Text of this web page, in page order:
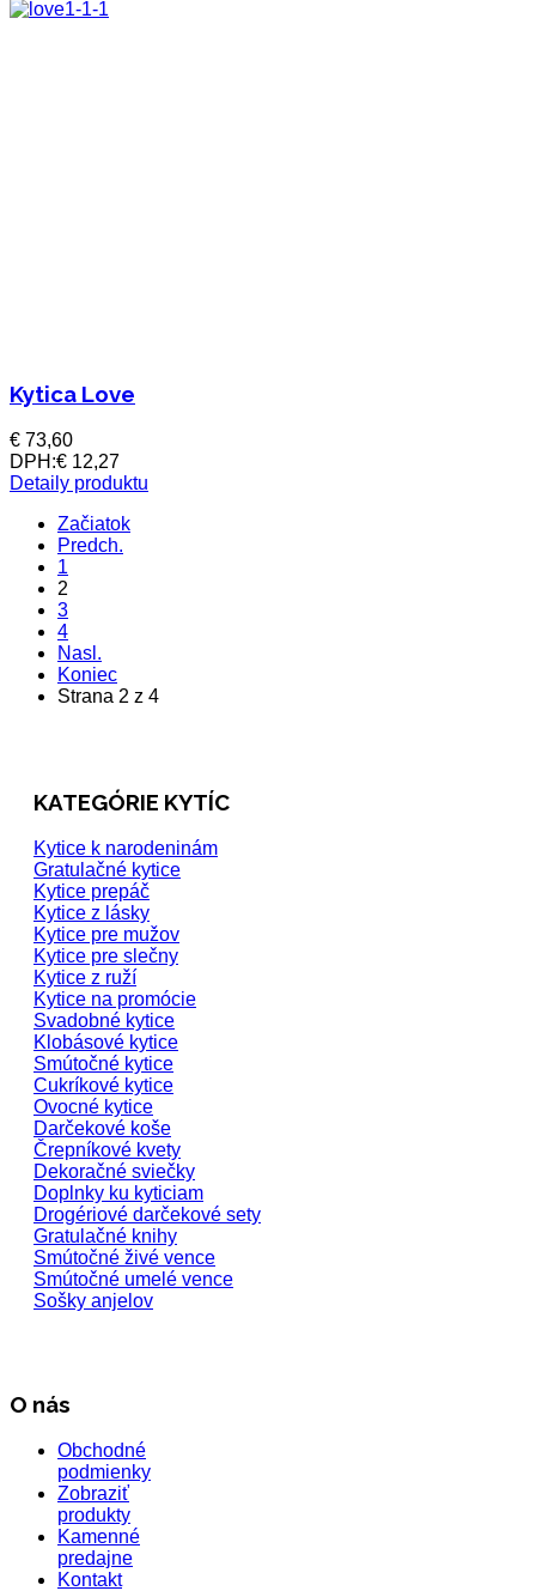
Kytica Love
€ 73,60
DPH:€ 12,27
Detaily produktu
Začiatok
Predch.
1
2
3
4
Nasl.
Koniec
Strana 2 z 4
KATEGÓRIE KYTÍC
Kytice k narodeninám
Gratulačné kytice
Kytice prepáč
Kytice z lásky
Kytice pre mužov
Kytice pre slečny
Kytice z ruží
Kytice na promócie
Svadobné kytice
Klobásové kytice
Smútočné kytice
Cukríkové kytice
Ovocné kytice
Darčekové koše
Črepníkové kvety
Dekoračné sviečky
Doplnky ku kyticiam
Drogériové darčekové sety
Gratulačné knihy
Smútočné živé vence
Smútočné umelé vence
Sošky anjelov
O nás
Obchodné
podmienky
Zobraziť
produkty
Kamenné
predajne
Kontakt